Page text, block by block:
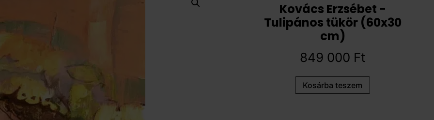
Kovács Erzsébet -
Tulipános tükör (60x30
cm)
849 000 Ft
Kosárba teszem